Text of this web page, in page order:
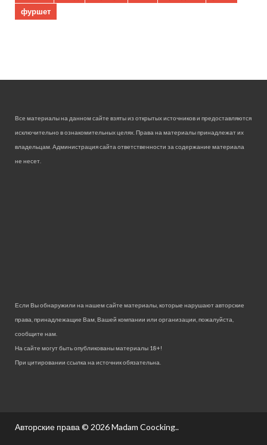
фуршет
Все материалы на данном сайте взяты из открытых источников и предоставляются
исключительно в ознакомительных целях. Права на материалы принадлежат их
владельцам. Администрация сайта ответственности за содержание материала
не несет.
Если Вы обнаружили на нашем сайте материалы, которые нарушают авторские
права, принадлежащие Вам, Вашей компании или организации, пожалуйста,
сообщите нам.
На сайте могут быть опубликованы материалы 18+!
При цитировании ссылка на источник обязательна.
Авторские права © 2026Madam Coocking..